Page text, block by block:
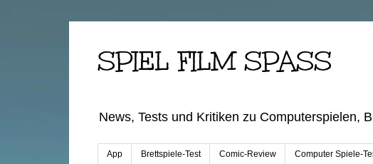
SPIEL FILM SPASS
News, Tests und Kritiken zu Computerspielen,
App Brettspiele-Test Comic-Review Computer Spiele-